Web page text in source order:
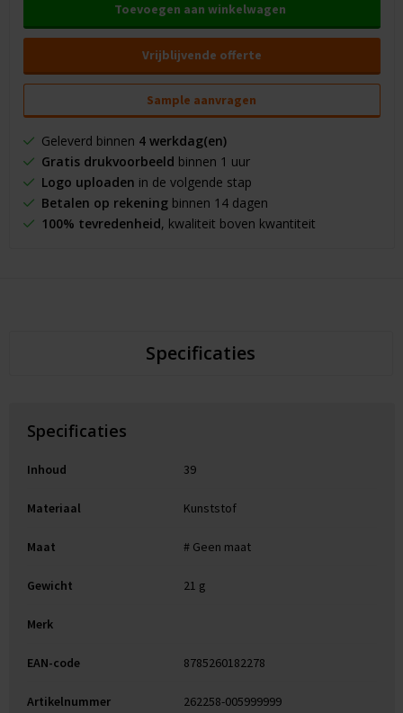
Toevoegen aan winkelwagen
Vrijblijvende offerte
Sample aanvragen
Geleverd binnen 4 werkdag(en)
Gratis drukvoorbeeld binnen 1 uur
Logo uploaden in de volgende stap
Betalen op rekeningbinnen 14 dagen
100% tevredenheid, kwaliteit boven kwantiteit
Specificaties
Specificaties
Inhoud 39
Materiaal Kunststof
Maat # Geen maat
Gewicht 21 g
Merk
EAN-code 8785260182278
Artikelnummer 262258-005999999